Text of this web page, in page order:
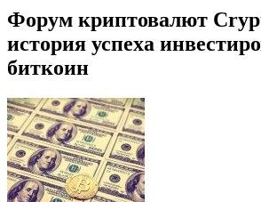
Форум криптовалют
история успеха
биткоин